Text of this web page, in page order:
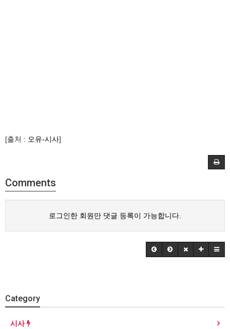
[출처 : 오유-시사]
Comments
로그인한 회원만 댓글 등록이 가능합니다.
Category
시사